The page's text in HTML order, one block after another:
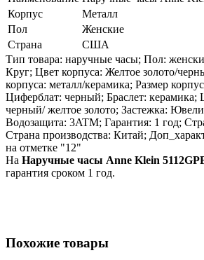
Корпус
Металл
Пол
Женские
Страна
США
Тип товара: наручные часы; Пол:
Круг; Цвет корпуса: Желтое золото/
корпуса: металл/керамика; Размер
Циферблат: черный; Браслет: керамика;
черный/ желтое золото; Застежка:
Водозащита: 3ATM; Гарантия: 1 год;
Страна производства: Китай;
на отметке "12"
На Наручные часы Anne Klein
гарантия сроком 1 год.
Похожие товары